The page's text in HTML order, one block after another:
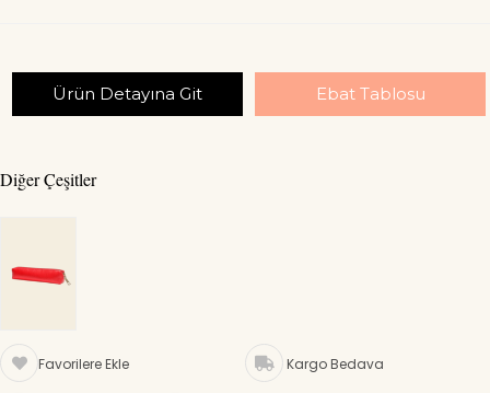
Ürün Detayına Git Ebat Tablosu
Diğer Çeşitler
Favorilere Ekle Kargo Bedava